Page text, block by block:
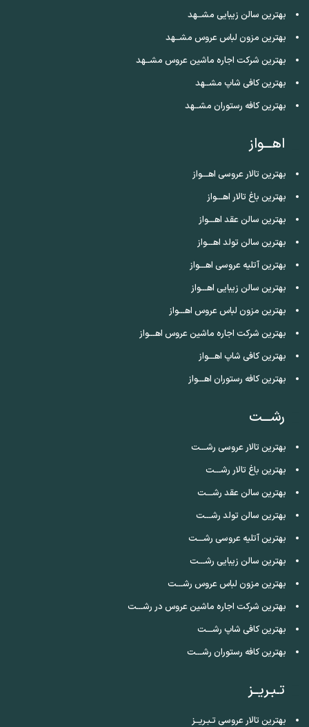
بهترین سالن زیبایی مشــهد
بهترین مزون لباس عروس مشــهد
بهترین شرکت اجاره ماشین عروس مشــهد
بهترین کافی شاپ مشــهد
بهترین کافه رستوران مشــهد
اهـــواز
بهترین تالار عروسی اهـــواز
بهترین باغ تالار اهـــواز
بهترین سالن عقد اهـــواز
بهترین سالن تولد اهـــواز
بهترین آتلیه عروسی اهـــواز
بهترین سالن زیبایی اهـــواز
بهترین مزون لباس عروس اهـــواز
بهترین شرکت اجاره ماشین عروس اهـــواز
بهترین کافی شاپ اهـــواز
بهترین کافه رستوران اهـــواز
رشـــت
بهترین تالار عروسی رشـــت
بهترین باغ تالار رشـــت
بهترین سالن عقد رشـــت
بهترین سالن تولد رشـــت
بهترین آتلیه عروسی رشـــت
بهترین سالن زیبایی رشـــت
بهترین مزون لباس عروس رشـــت
بهترین شرکت اجاره ماشین عروس در رشـــت
بهترین کافی شاپ رشـــت
بهترین کافه رستوران رشـــت
تـبـریــز
بهترین تالار عروسی تـبـریــز